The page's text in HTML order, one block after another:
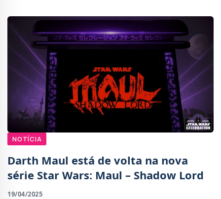
NOTÍCIA
Darth Maul está de volta na nova
série Star Wars: Maul – Shadow Lord
19/04/2025